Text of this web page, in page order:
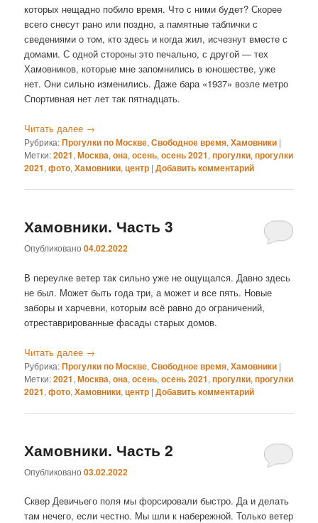
которых нещадно побило время. Что с ними будет? Скорее
всего снесут рано или поздно, а памятные таблички с
сведениями о том, кто здесь и когда жил, исчезнут вместе с
домами. С одной стороны это печально, с другой — тех
Хамовников, которые мне запомнились в юношестве, уже
нет. Они сильно изменились. Даже бара «1937» возле метро
Спортивная нет лет так пятнадцать.
Читать далее →
Рубрика:Прогулки по Москве,Свободное время,Хамовники |
Метки:2021,Москва,она,осень,осень 2021,прогулки,прогулки
2021,фото,Хамовники,центр |Добавить комментарий
Хамовники. Часть 3
Опубликовано04.02.2022
В переулке ветер так сильно уже не ощущался. Давно здесь
не был. Может быть года три, а может и все пять. Новые
заборы и харчевни, которым всё равно до ограничений,
отреставрированные фасады старых домов.
Читать далее →
Рубрика:Прогулки по Москве,Свободное время,Хамовники |
Метки:2021,Москва,она,осень,осень 2021,прогулки,прогулки
2021,фото,Хамовники,центр |Добавить комментарий
Хамовники. Часть 2
Опубликовано03.02.2022
Сквер Девичьего поля мы форсировали быстро. Да и делать
там нечего, если честно. Мы шли к набережной. Только ветер